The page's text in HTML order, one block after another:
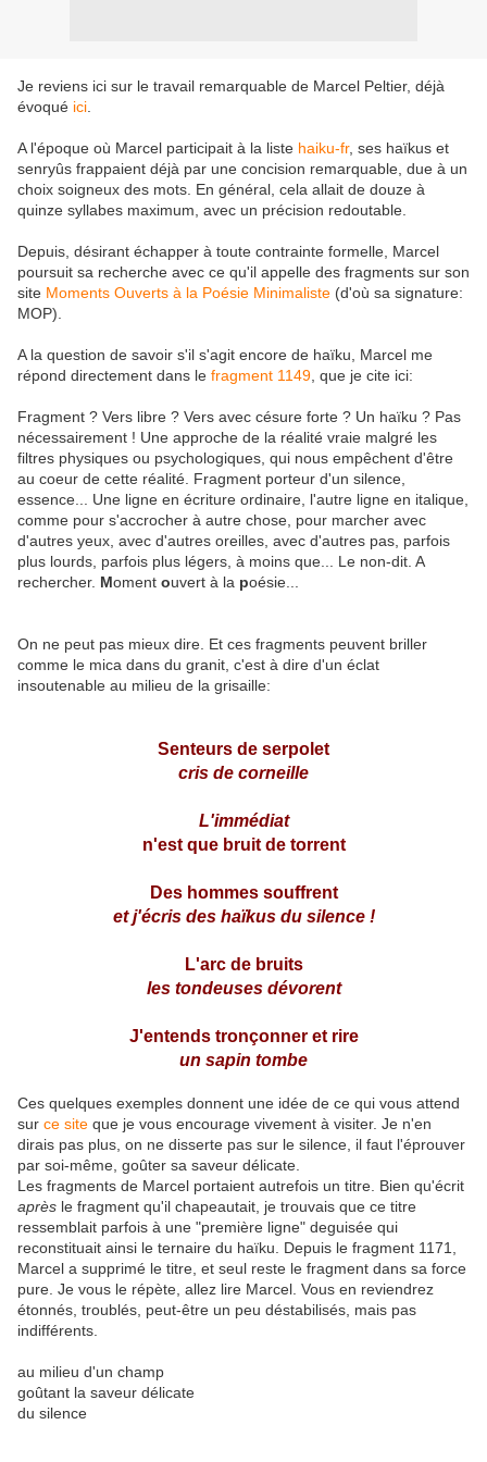
Je reviens ici sur le travail remarquable de Marcel Peltier, déjà
évoqué ici
A l'époque où Marcel participait à la liste haiku-fr, ses haïkus et
senryûs frappaient déjà par une concision remarquable, due à un
choix soigneux des mots. En général, cela allait de douze à
quinze syllabes maximum, avec un précision redoutable.
Depuis, désirant échapper à toute contrainte formelle, Marcel
poursuit sa recherche avec ce qu'il appelle des fragments sur son
site Moments Ouverts à la Poésie Minimaliste (d'où sa signature:
MOP).
A la question de savoir s'il s'agit encore de haïku, Marcel me
répond directement dans le fragment 1149 , que je cite ici:
Fragment ? Vers libre ? Vers avec césure forte ? Un haïku ? Pas
nécessairement ! Une approche de la réalité vraie malgré les
filtres physiques ou psychologiques, qui nous empêchent d'être
au coeur de cette réalité. Fragment porteur d'un silence,
essence... Une ligne en écriture ordinaire, l'autre ligne en italique,
comme pour s'accrocher à autre chose, pour marcher avec
d'autres yeux, avec d'autres oreilles, avec d'autres pas, parfois
plus lourds, parfois plus légers, à moins que... Le non-dit. A
rechercher. Moment ouvert à la poésie...
On ne peut pas mieux dire. Et ces fragments peuvent briller
comme le mica dans du granit, c'est à dire d'un éclat
insoutenable au milieu de la grisaille:
Senteurs de serpolet
cris de corneille
L'immédiat
n'est que bruit de torrent
Des hommes souffrent
et j'écris des haïkus du silence !
L'arc de bruits
les tondeuses dévorent
J'entends tronçonner et rire
un sapin tombe
Ces quelques exemples donnent une idée de ce qui vous attend
sur ce site que je vous encourage vivement à visiter. Je n'en
dirais pas plus, on ne disserte pas sur le silence, il faut l'éprouver
par soi-même, goûter sa saveur délicate.
Les fragments de Marcel portaient autrefois un titre. Bien qu'écrit
après le fragment qu'il chapeautait, je trouvais que ce titre
ressemblait parfois à une "première ligne" deguisée qui
reconstituait ainsi le ternaire du haïku. Depuis le fragment 1171,
Marcel a supprimé le titre, et seul reste le fragment dans sa force
pure. Je vous le répète, allez lire Marcel. Vous en reviendrez
étonnés, troublés, peut-être un peu déstabilisés, mais pas
indifférents.
au milieu d'un champ
goûtant la saveur délicate
du silence